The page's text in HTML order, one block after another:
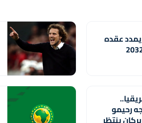
عقده
رحيمو